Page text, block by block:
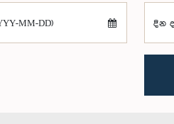
MM-DD) දින